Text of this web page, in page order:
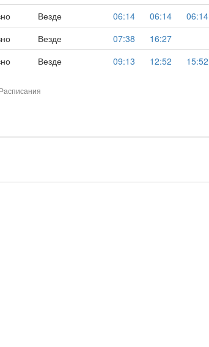
Везде 06:14 06:14
06:14
Везде 07:38
16:27
Везде 09:13 12:52 15:52